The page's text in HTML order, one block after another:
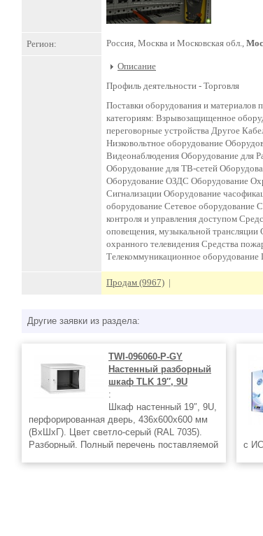
Регион: Россия, Москва и Московская обл.,
Описание
Профиль деятельности - Торговля
Поставки оборудования и материалов
категориям: Взрывозащищенное
переговорные устройства Другое
Низковольтное оборудование
Видеонаблюдения Оборудование для
Оборудование для ТВ-сетей
Оборудование ОЗДС Оборудование
Сигнализации Оборудование
оборудование Сетевое оборудование
контроля и управления доступом
оповещения, музыкальной трансляции
охранного телевидения Средства
Телекоммуникационное
Продам (9967) |
Другие заявки из раздела:
TWI-096060-P-GY
Настенный разборный
шкаф TLK 19″, 9U
:
Шкаф настенный 19″, 9U,
перфорированная дверь, 436х600х600 мм
(ВхШхГ). Цвет светло-серый (RAL 7035).
Разборный. Полный перечень поставляемой
с